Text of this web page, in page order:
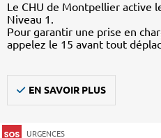
Le CHU de Montpellier active
Niveau 1.
Pour garantir une prise en
appelez le 15 avant tout
EN SAVOIR PLUS
URGENCES